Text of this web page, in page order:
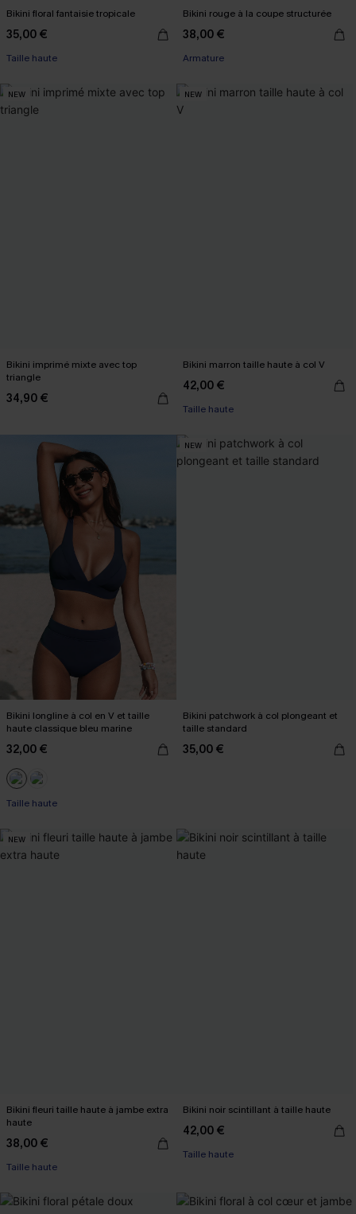
Bikini floral fantaisie tropicale
35,00 €
Taille haute
Bikini rouge à la coupe structurée
38,00 €
Armature
NEW
Bikini imprimé mixte avec top
triangle
34,90 €
NEW
Bikini marron taille haute à col V
42,00 €
Taille haute
Bikini longline à col en V et taille
haute classique bleu marine
32,00 €
Taille haute
NEW
Bikini patchwork à col plongeant et
taille standard
35,00 €
NEW
Bikini fleuri taille haute à jambe extra
haute
38,00 €
Taille haute
Bikini noir scintillant à taille haute
42,00 €
Taille haute